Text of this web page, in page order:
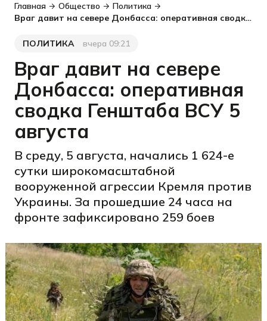
Главная Общество
Политика
Враг давит на севере Донбасса: оперативная сводка Генштаба ВСУ 5 августа
Категория
ПОЛИТИКА
Дата публикации
вчера 09:21
Враг давит на севере
Донбасса: оперативная
сводка Генштаба ВСУ 5
августа
В среду, 5 августа, начались 1 624-е
сутки широкомасштабной
вооруженной агрессии Кремля против
Украины. За прошедшие 24 часа на
фронте зафиксировано 259 боев